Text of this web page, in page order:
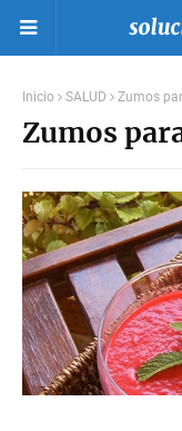
Inicio SALUD Zumos
Zumos